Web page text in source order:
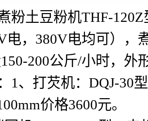
粉土豆粉机THF-120Z
电， 380V电均可），
150-200公斤/小时，外
1 、打芡机： DQJ-30
价格3600元。